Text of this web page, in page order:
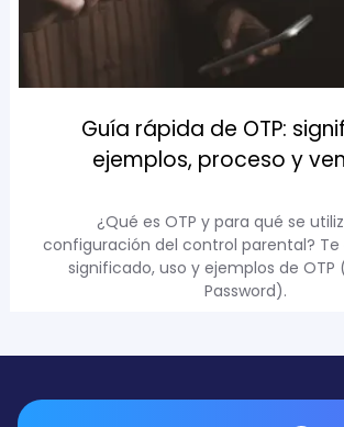
Guía rápida de OTP:
ejemplos, proceso y
¿Qué es OTP y para qué se
configuración del control parental? Te
significado, uso y ejemplos de OTP
Password).